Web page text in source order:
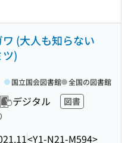
(大人も知らない
)
デジタル
図書
<Y1-N21-M594>
国立国会図書館 全国の図書館